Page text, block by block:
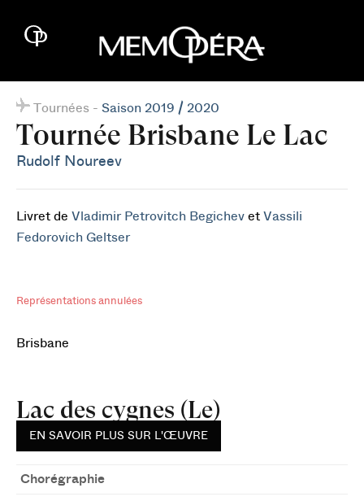
Tournées - Saison 2019 / 2020
Tournée Brisbane Le Lac
Rudolf Noureev
Livret de Vladimir Petrovitch Begichev et Vassili
Fedorovich Geltser
Représentations annulées
Brisbane
Lac des cygnes (Le)
EN SAVOIR PLUS SUR L'ŒUVRE
Chorégraphie